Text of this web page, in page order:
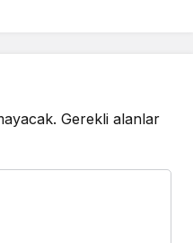
Gerekli alanlar